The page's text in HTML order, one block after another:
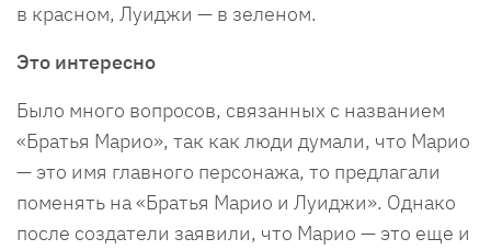
в красном, Луиджи — в зеленом.
Это интересно
Было много вопросов, связанных с названием
«Братья Марио», так как люди думали, что Марио
— это имя главного персонажа, то предлагали
поменять на «Братья Марио и Луиджи». Однако
после создатели заявили, что Марио — это еще и